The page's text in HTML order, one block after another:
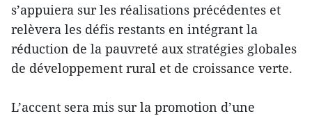
s’appuiera sur les réalisations précédentes et
relèvera les défis restants en intégrant la
réduction de la pauvreté aux stratégies globales
de développement rural et de croissance verte.
L’accent sera mis sur la promotion d’une